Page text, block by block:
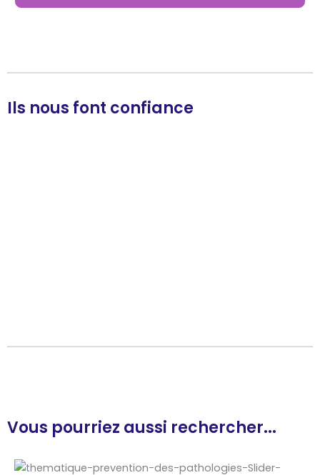
Ils nous font confiance
Vous pourriez aussi rechercher...